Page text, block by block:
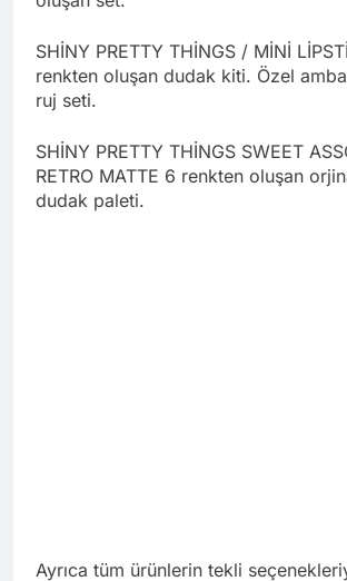
SHİNY PRETTY THİNGS / MİNİ
renkten oluşan dudak kiti. Özel
ruj seti.
SHİNY PRETTY THİNGS SWEET
RETRO MATTE 6 renkten oluşan
dudak paleti.
Ayrıca tüm ürünlerin tekli